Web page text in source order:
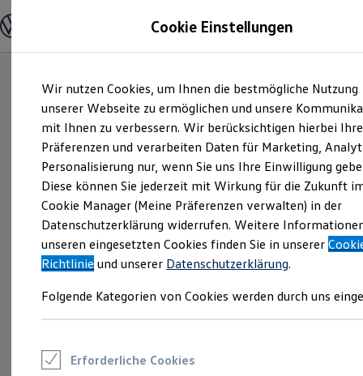
Hauptinhalt
springen
Footer
springen
Modelle und Konfigurator
Modelle vergleichen
Elektroautos
ENERGY Sondermodelle
Nutzfahrzeuge
SUV und CUV
Familienautos
Kombis
Kompaktwagen
Sportwagen
Schnell verfügbare Fahrzeuge
Angebote und Produkte
Aktuelle Angebote
E-Auto-Förderung
Volkswagen Marktplatz
Junge Gebrauchtwagen und Gebrauchtwagen
Saisonangebote
Cookie Einstellungen
Wir nutzen Cookies, um Ihnen die bestmögliche Nutzung
unserer Webseite zu ermöglichen und unsere
mit Ihnen zu verbessern. Wir berücksichtigen hierbei Ihre
Präferenzen und verarbeiten Daten für Marketing,
Personalisierung nur, wenn Sie uns Ihre Einwilligung
Diese können Sie jederzeit mit Wirkung für die Zukunft
Cookie Manager (Meine Präferenzen verwalten) in der
Datenschutzerklärung widerrufen. Weitere
unseren eingesetzten Cookies finden Sie in unserer
Richtlinie und unserer Datenschutzerklärung.
Folgende Kategorien von Cookies werden durch uns
Erforderliche Cookies